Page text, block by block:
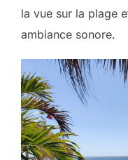
la vue sur la plage
ambiance sonore.